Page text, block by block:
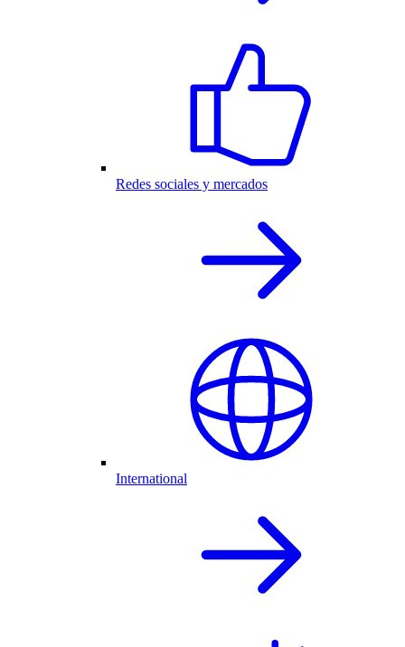
Redes sociales y mercados
International